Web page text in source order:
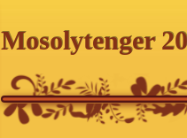
Mosolytenger